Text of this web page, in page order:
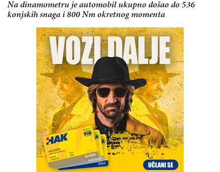
Na dinamometru je automobil ukupno došao do 536
konjskih snaga i 800 Nm okretnog momenta